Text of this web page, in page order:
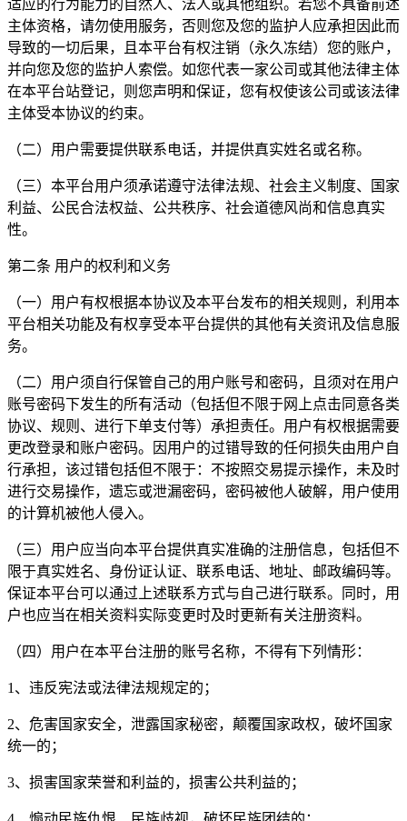
适应的行为能力的自然人、法人或其他组织。若您不具备前述
主体资格，请勿使用服务，否则您及您的监护人应承担因此而
导致的一切后果，且本平台有权注销（永久冻结）您的账户，
并向您及您的监护人索偿。如您代表一家公司或其他法律主体
在本平台站登记，则您声明和保证，您有权使该公司或该法律
主体受本协议的约束。
（二）用户需要提供联系电话，并提供真实姓名或名称。
（三）本平台用户须承诺遵守法律法规、社会主义制度、国家
利益、公民合法权益、公共秩序、社会道德风尚和信息真实
性。
第二条 用户的权利和义务
（一）用户有权根据本协议及本平台发布的相关规则，利用本
平台相关功能及有权享受本平台提供的其他有关资讯及信息服
务。
（二）用户须自行保管自己的用户账号和密码，且须对在用户
账号密码下发生的所有活动（包括但不限于网上点击同意各类
协议、规则、进行下单支付等）承担责任。用户有权根据需要
更改登录和账户密码。因用户的过错导致的任何损失由用户自
行承担，该过错包括但不限于：不按照交易提示操作，未及时
进行交易操作，遗忘或泄漏密码，密码被他人破解，用户使用
的计算机被他人侵入。
（三）用户应当向本平台提供真实准确的注册信息，包括但不
限于真实姓名、身份证认证、联系电话、地址、邮政编码等。
保证本平台可以通过上述联系方式与自己进行联系。同时，用
户也应当在相关资料实际变更时及时更新有关注册资料。
（四）用户在本平台注册的账号名称，不得有下列情形：
1、违反宪法或法律法规规定的；
2、危害国家安全，泄露国家秘密，颠覆国家政权，破坏国家
统一的；
3、损害国家荣誉和利益的，损害公共利益的；